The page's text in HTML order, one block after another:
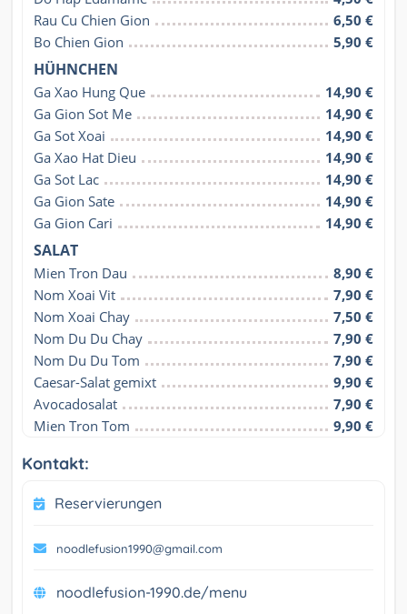
Rau Cu Chien Gion
6,50 €
Bo Chien Gion
5,90 €
HÜHNCHEN
Ga Xao Hung Que
14,90 €
Ga Gion Sot Me
14,90 €
Ga Sot Xoai
14,90 €
Ga Xao Hat Dieu
14,90 €
Ga Sot Lac
14,90 €
Ga Gion Sate
14,90 €
Ga Gion Cari
14,90 €
SALAT
Mien Tron Dau
8,90 €
Nom Xoai Vit
7,90 €
Nom Xoai Chay
7,50 €
Nom Du Du Chay
7,90 €
Nom Du Du Tom
7,90 €
Caesar-Salat gemixt
9,90 €
Avocadosalat
7,90 €
Mien Tron Tom
9,90 €
Kontakt:
Reservierungen
noodlefusion1990@gmail.com
noodlefusion-1990.de/menu